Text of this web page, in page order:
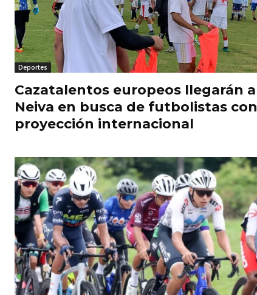
Deportes
Cazatalentos europeos llegarán a
Neiva en busca de futbolistas con
proyección internacional